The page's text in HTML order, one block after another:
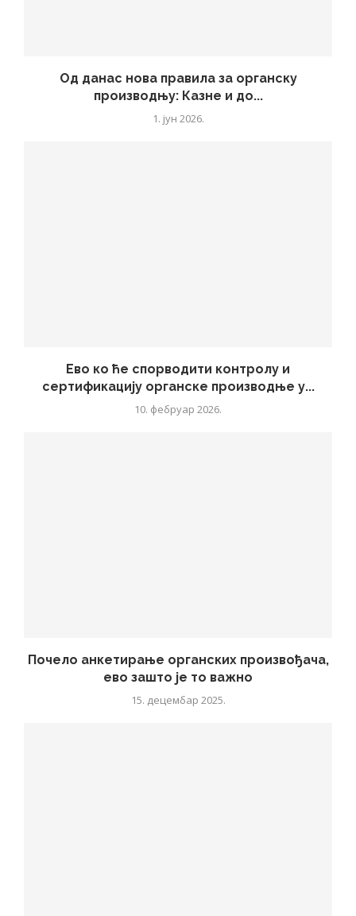
Од данас нова правила за органску
производњу: Казне и до...
1. јун 2026.
Ево ко ће спорводити контролу и
сертификацију органске производње у...
10. фебруар 2026.
Почело анкетирање органских произвођача,
ево зашто је то важно
15. децембар 2025.